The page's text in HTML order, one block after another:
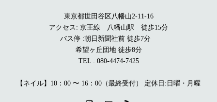
東京都世田谷区八幡山2-11-16
アクセス: 京王線 八幡山駅 徒歩15分
バス停 :朝日新聞社前 徒歩7分
希望ヶ丘団地 徒歩8分
TEL : 080-4474-7425
【ネイル】10：00 〜 16：00（最終受付） 定休日:日曜・月曜